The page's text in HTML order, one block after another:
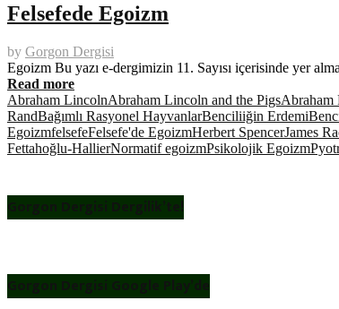
Felsefede Egoizm
by Gorgon Dergisi
Egoizm Bu yazı e-dergimizin 11. Sayısı içerisinde yer
Read more
Abraham LincolnAbraham Lincoln and the PigsAbraham
RandBağımlı Rasyonel HayvanlarBenciliiğin Erdemi
EgoizmfelsefeFelsefe'de EgoizmHerbert SpencerJames
Fettahoğlu-HallierNormatif egoizmPsikolojik Egoizm
Gorgon Dergisi Dergilik’te!
Gorgon Dergisi Google Play’de